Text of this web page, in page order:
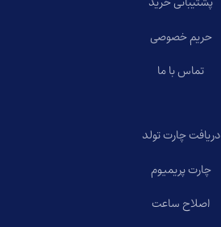
حریم خصوصی
تماس با ما
دریافت چارت تولد
چارت پریمیوم
اصلاح ساعت